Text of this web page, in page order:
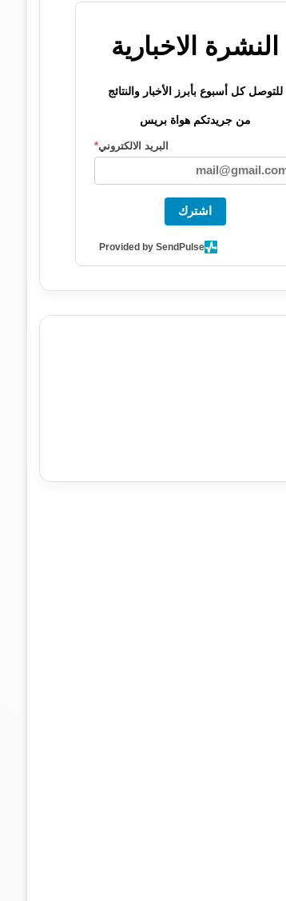
النشرة الاخبارية
للتوصل كل أسبوع بأبرز الأخبار والنتائج
من جريدتكم هواة بريس
البريد الالكتروني*
اشترك
Provided by SendPulse